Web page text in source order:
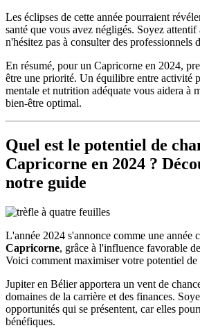
Les éclipses de cette année pourraient
santé que vous avez négligés. Soyez attentif
n'hésitez pas à consulter des professionnels
En résumé, pour un Capricorne en 2024,
être une priorité. Un équilibre entre activité
mentale et nutrition adéquate vous aidera à
bien-être optimal.
Quel est le potentiel de
Capricorne en 2024 ?
notre guide
L'année 2024 s'annonce comme une année
Capricorne, grâce à l'influence favorable
Voici comment maximiser votre potentiel de
Jupiter en Bélier apportera un vent de
domaines de la carrière et des finances.
opportunités qui se présentent, car elles
bénéfiques.